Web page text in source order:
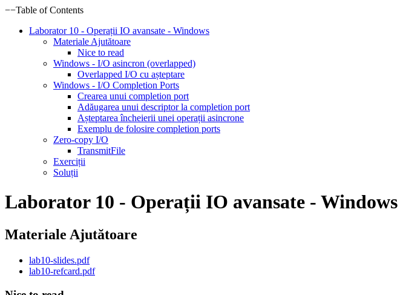
−−Table of Contents
Laborator 10 - Operații IO avansate - Windows
Materiale Ajutătoare
Nice to read
Windows - I/O asincron (overlapped)
Overlapped I/O cu așteptare
Windows - I/O Completion Ports
Crearea unui completion port
Adăugarea unui descriptor la completion port
Așteptarea încheierii unei operații asincrone
Exemplu de folosire completion ports
Zero-copy I/O
TransmitFile
Exerciții
Soluții
Laborator 10 - Operații IO avansate - Windows
Materiale Ajutătoare
lab10-slides.pdf
lab10-refcard.pdf